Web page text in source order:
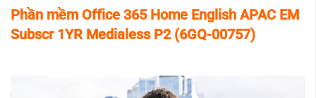
Phần mềm Office 365 Home English APAC EM
Subscr 1YR Medialess P2 (6GQ-00757)